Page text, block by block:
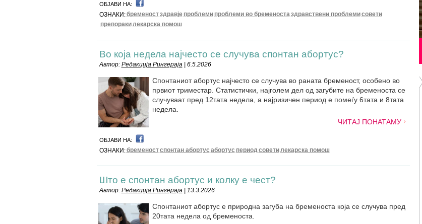
ОБЈАВИ НА:
ОЗНАКИ:бременостздравје проблеми проблеми во бременостаздравствени проблемисовети
препоракилекарска помош
Во која недела најчесто се случува спонтан абортус?
Автор: Редакција Рингераја| 6.5.2026
Спонтаниот абортус најчесто се случува во раната бременост, особено во
првиот триместар. Статистички, најголем дел од загубите на бременоста се
случуваат пред 12тата недела, а најризичен период е помеѓу 6тата и 8тата
недела.
ЧИТАЈ ПОНАТАМУ
ОБЈАВИ НА:
ОЗНАКИ:бременостспонтан абортус абортус периодсоветилекарска помош
Што е спонтан абортус и колку е чест?
Автор: Редакција Рингераја| 13.3.2026
Спонтаниот абортус е природна загуба на бременоста која се случува пред
20тата недела од бременоста.